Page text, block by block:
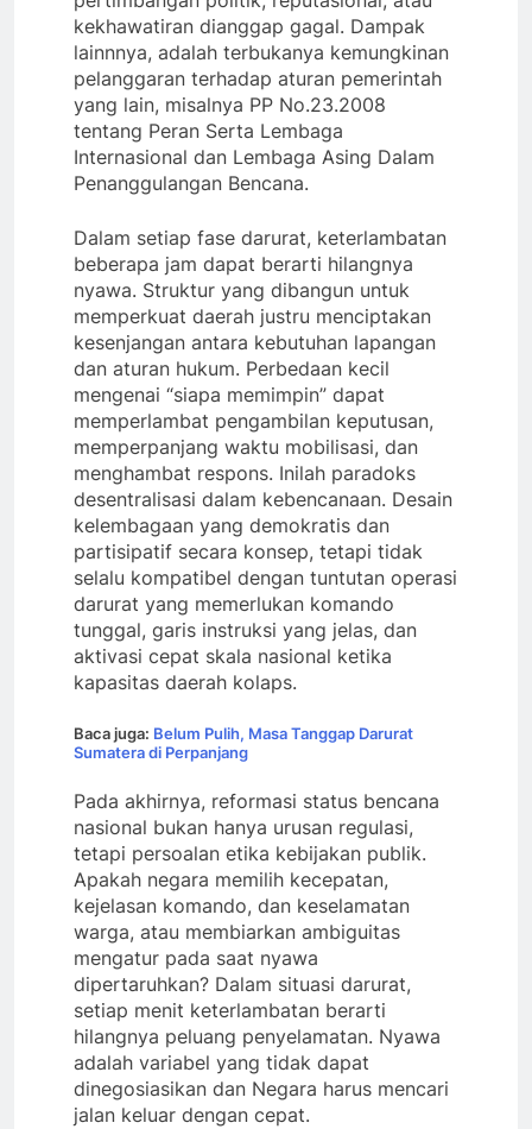
kekhawatiran dianggap gagal. Dampak
lainnnya, adalah terbukanya kemungkinan
pelanggaran terhadap aturan pemerintah
yang lain, misalnya PP No.23.2008
tentang Peran Serta Lembaga
Internasional dan Lembaga Asing Dalam
Penanggulangan Bencana.
Dalam setiap fase darurat, keterlambatan
beberapa jam dapat berarti hilangnya
nyawa. Struktur yang dibangun untuk
memperkuat daerah justru menciptakan
kesenjangan antara kebutuhan lapangan
dan aturan hukum. Perbedaan kecil
mengenai “siapa memimpin” dapat
memperlambat pengambilan keputusan,
memperpanjang waktu mobilisasi, dan
menghambat respons. Inilah paradoks
desentralisasi dalam kebencanaan. Desain
kelembagaan yang demokratis dan
partisipatif secara konsep, tetapi tidak
selalu kompatibel dengan tuntutan operasi
darurat yang memerlukan komando
tunggal, garis instruksi yang jelas, dan
aktivasi cepat skala nasional ketika
kapasitas daerah kolaps.
Baca juga: Belum Pulih, Masa Tanggap Darurat
Sumatera di Perpanjang
Pada akhirnya, reformasi status bencana
nasional bukan hanya urusan regulasi,
tetapi persoalan etika kebijakan publik.
Apakah negara memilih kecepatan,
kejelasan komando, dan keselamatan
warga, atau membiarkan ambiguitas
mengatur pada saat nyawa
dipertaruhkan? Dalam situasi darurat,
setiap menit keterlambatan berarti
hilangnya peluang penyelamatan. Nyawa
adalah variabel yang tidak dapat
dinegosiasikan dan Negara harus mencari
jalan keluar dengan cepat.